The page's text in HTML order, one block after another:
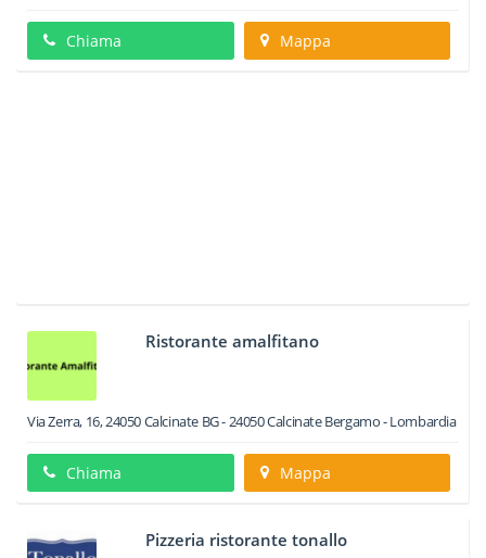
Chiama Mappa
Ristorante amalfitano
Via Zerra, 16, 24050 Calcinate BG-24050CalcinateBergamo -Lombardia
Chiama Mappa
Pizzeria ristorante tonallo